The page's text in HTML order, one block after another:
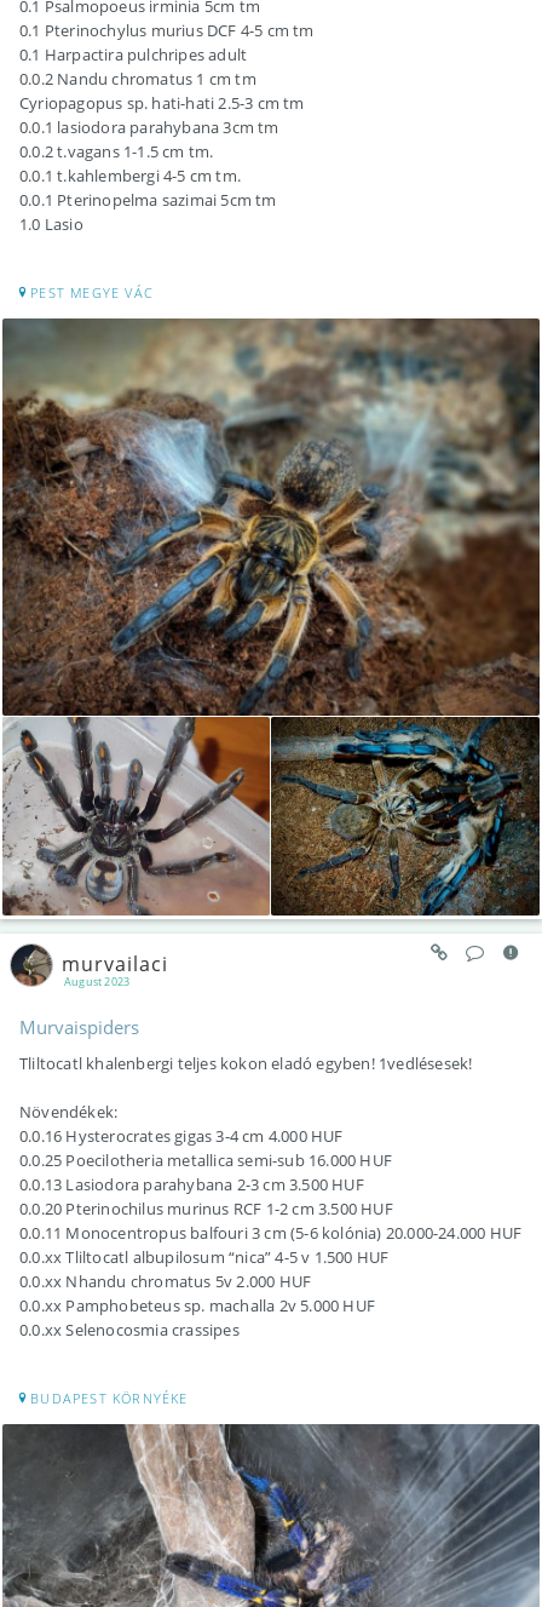
0.1 Psalmopoeus irminia 5cm tm
0.1 Pterinochylus murius DCF 4-5 cm tm
0.1 Harpactira pulchripes adult
0.0.2 Nandu chromatus 1 cm tm
Cyriopagopus sp. hati-hati 2.5-3 cm tm
0.0.1 lasiodora parahybana 3cm tm
0.0.2 t.vagans 1-1.5 cm tm.
0.0.1 t.kahlembergi 4-5 cm tm.
0.0.1 Pterinopelma sazimai 5cm tm
1.0 Lasio
PEST MEGYE VÁC
August 2023
murvailaci
Murvaispiders
Tliltocatl khalenbergi teljes kokon eladó egyben! 1vedlésesek!
Növendékek:
0.0.16 Hysterocrates gigas 3-4 cm 4.000 HUF
0.0.25 Poecilotheria metallica semi-sub 16.000 HUF
0.0.13 Lasiodora parahybana 2-3 cm 3.500 HUF
0.0.20 Pterinochilus murinus RCF 1-2 cm 3.500 HUF
0.0.11 Monocentropus balfouri 3 cm (5-6 kolónia) 20.000-24.000 HUF
0.0.xx Tliltocatl albupilosum “nica” 4-5 v 1.500 HUF
0.0.xx Nhandu chromatus 5v 2.000 HUF
0.0.xx Pamphobeteus sp. machalla 2v 5.000 HUF
0.0.xx Selenocosmia crassipes
BUDAPEST KÖRNYÉKE